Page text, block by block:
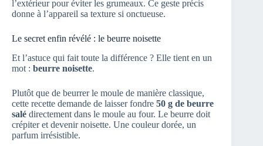
l’extérieur pour éviter les grumeaux. Ce geste précis
donne à l’appareil sa texture si onctueuse.
Le secret enfin révélé : le beurre noisette
Et l’astuce qui fait toute la différence ? Elle tient en un
mot : beurre noisette.
Plutôt que de beurrer le moule de manière classique,
cette recette demande de laisser fondre 50 g de beurre
salé directement dans le moule au four. Le beurre doit
crépiter et devenir noisette. Une couleur dorée, un
parfum irrésistible.